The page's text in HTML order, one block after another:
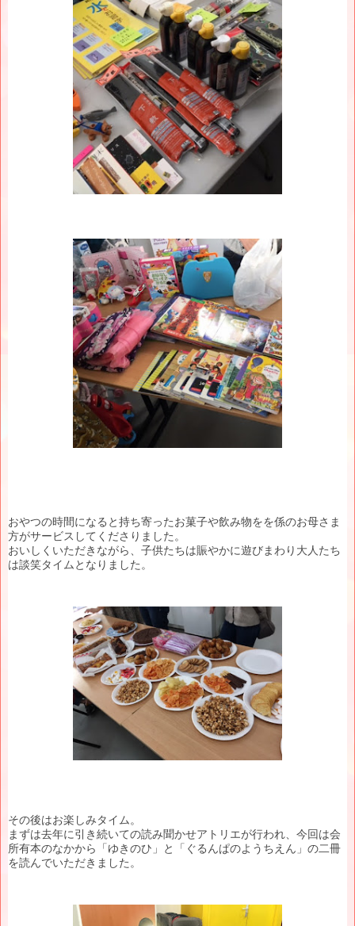
おやつの時間になると持ち寄ったお菓子や飲み物をを係のお母さま
方がサービスしてくださりました。
おいしくいただきながら、子供たちは賑やかに遊びまわり大人たち
は談笑タイムとなりました。
その後はお楽しみタイム。
まずは去年に引き続いての読み聞かせアトリエが行われ、今回は会
所有本のなかから「ゆきのひ」と「ぐるんぱのようちえん」の二冊
を読んでいただきました。